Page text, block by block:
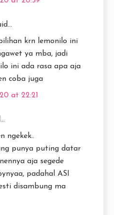
krn lemonilo ini
ya mba, jadi
ini ada rasa apa aja
coba juga
at 22:21
ngekek..
punya puting datar
aja segede
padahal ASI
disambung ma